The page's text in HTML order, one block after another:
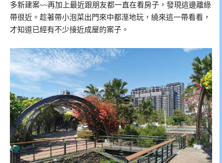
多新建案~~再加上最近跟朋友都一直在看房子，發現這邊離綠
帶很近。趁著帶小泡菜出門來中都溼地玩，繞來這一帶看看，
才知道已經有不少接近成屋的案子。